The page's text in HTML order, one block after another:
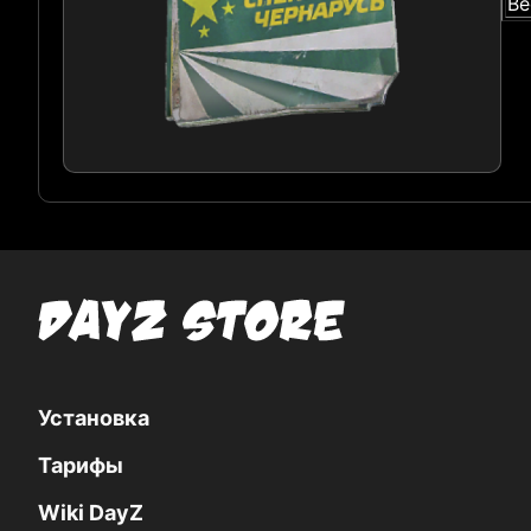
Установка
Тарифы
Wiki DayZ